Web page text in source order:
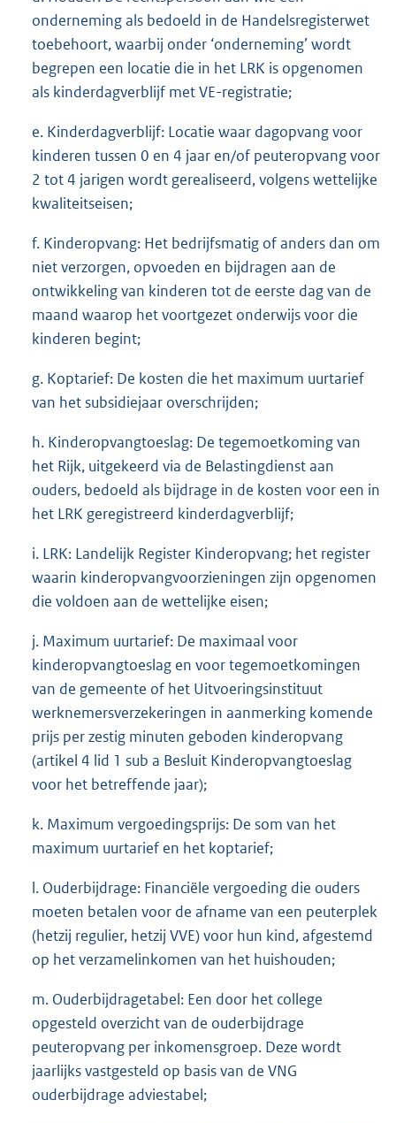
onderneming als bedoeld in de Handelsregisterwet
toebehoort, waarbij onder ‘onderneming’ wordt
begrepen een locatie die in het LRK is opgenomen
als kinderdagverblijf met VE-registratie;
e. Kinderdagverblijf: Locatie waar dagopvang voor
kinderen tussen 0 en 4 jaar en/of peuteropvang voor
2 tot 4 jarigen wordt gerealiseerd, volgens wettelijke
kwaliteitseisen;
f. Kinderopvang: Het bedrijfsmatig of anders dan om
niet verzorgen, opvoeden en bijdragen aan de
ontwikkeling van kinderen tot de eerste dag van de
maand waarop het voortgezet onderwijs voor die
kinderen begint;
g. Koptarief: De kosten die het maximum uurtarief
van het subsidiejaar overschrijden;
h. Kinderopvangtoeslag: De tegemoetkoming van
het Rijk, uitgekeerd via de Belastingdienst aan
ouders, bedoeld als bijdrage in de kosten voor een in
het LRK geregistreerd kinderdagverblijf;
i. LRK: Landelijk Register Kinderopvang; het register
waarin kinderopvangvoorzieningen zijn opgenomen
die voldoen aan de wettelijke eisen;
j. Maximum uurtarief: De maximaal voor
kinderopvangtoeslag en voor tegemoetkomingen
van de gemeente of het Uitvoeringsinstituut
werknemersverzekeringen in aanmerking komende
prijs per zestig minuten geboden kinderopvang
(artikel 4 lid 1 sub a Besluit Kinderopvangtoeslag
voor het betreffende jaar);
k. Maximum vergoedingsprijs: De som van het
maximum uurtarief en het koptarief;
l. Ouderbijdrage: Financiële vergoeding die ouders
moeten betalen voor de afname van een peuterplek
(hetzij regulier, hetzij VVE) voor hun kind, afgestemd
op het verzamelinkomen van het huishouden;
m. Ouderbijdragetabel: Een door het college
opgesteld overzicht van de ouderbijdrage
peuteropvang per inkomensgroep. Deze wordt
jaarlijks vastgesteld op basis van de VNG
ouderbijdrage adviestabel;